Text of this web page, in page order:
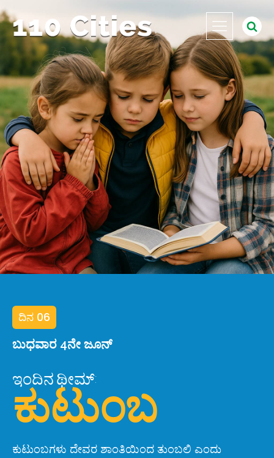
ದಿನ 06
ಬುಧವಾರ 4ನೇ ಜೂನ್
ಇಂದಿನ ಥೀಮ್:
ಕುಟುಂಬ
ಕುಟುಂಬಗಳು ದೇವರ ಶಾಂತಿಯಿಂದ ತುಂಬಲಿ ಎಂದು